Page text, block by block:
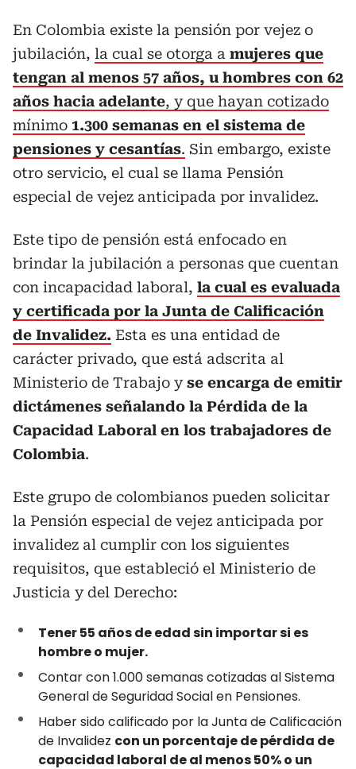
En Colombia existe la pensión por vejez o
jubilación, la cual se otorga a mujeres que
tengan al menos 57 años, u hombres con 62
años hacia adelante, y que hayan cotizado
mínimo 1.300 semanas en el sistema de
pensiones y cesantías. Sin embargo, existe
otro servicio, el cual se llama Pensión
especial de vejez anticipada por invalidez.
Este tipo de pensión está enfocado en
brindar la jubilación a personas que cuentan
con incapacidad laboral, la cual es evaluada
y certificada por la Junta de Calificación
de Invalidez. Esta es una entidad de
carácter privado, que está adscrita al
Ministerio de Trabajo yse encarga de emitir
dictámenes señalando la Pérdida de la
Capacidad Laboral en los trabajadores de
Colombia.
Este grupo de colombianos pueden solicitar
la Pensión especial de vejez anticipada por
invalidez al cumplir con los siguientes
requisitos, que estableció el Ministerio de
Justicia y del Derecho:
Tener 55 años de edad sin importar si es
hombre o mujer.
Contar con 1.000 semanas cotizadas al Sistema
General de Seguridad Social en Pensiones.
Haber sido calificado por la Junta de Calificación
de Invalidez con un porcentaje de pérdida de
capacidad laboral de al menos 50% o un